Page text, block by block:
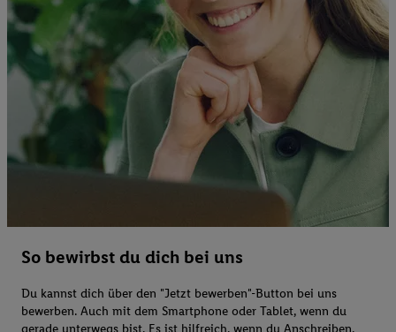
So bewirbst du dich bei uns
Du kannst dich über den "Jetzt bewerben"-Button bei uns
bewerben. Auch mit dem Smartphone oder Tablet, wenn du
gerade unterwegs bist. Es ist hilfreich, wenn du Anschreiben,